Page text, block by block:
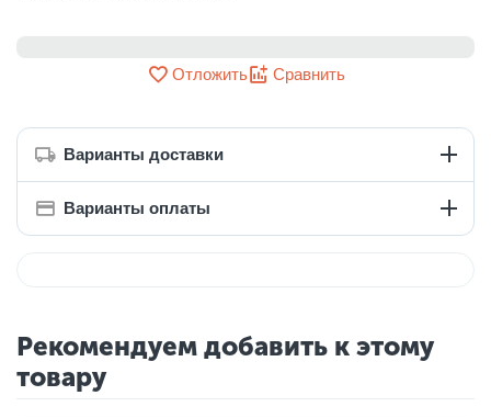
Отложить Сравнить
Варианты доставки
Варианты оплаты
Рекомендуем добавить к этому
товару